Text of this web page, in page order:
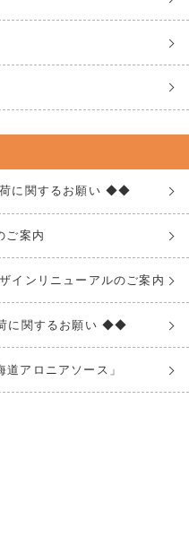
に関するお願い ◆◆
ご案内
インリニューアルのご案内
に関するお願い ◆◆
アロニアソース」